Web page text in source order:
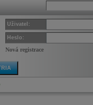
Uživatel:
Heslo:
Nová registrace